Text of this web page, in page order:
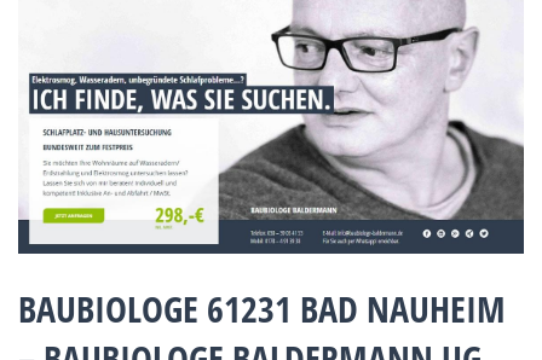
BAUBIOLOGE 61231 BAD NAUHEIM